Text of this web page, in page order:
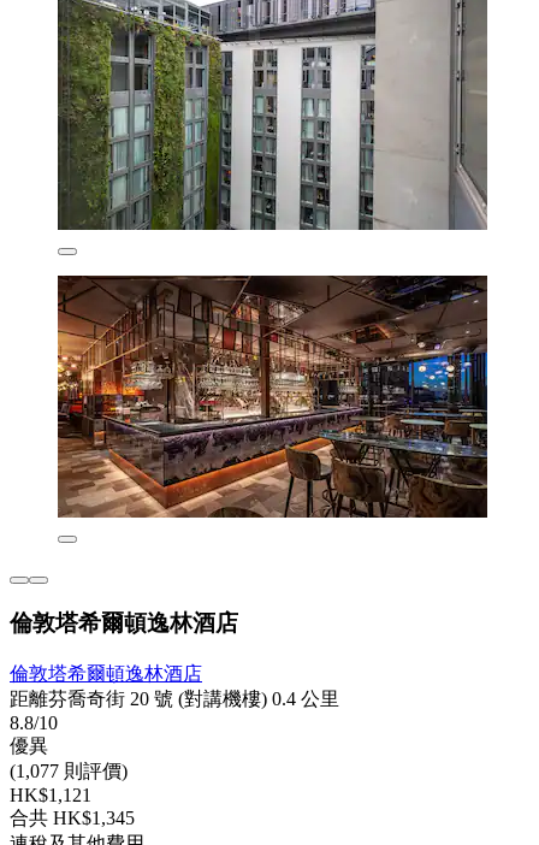
倫敦塔希爾頓逸林酒店
倫敦塔希爾頓逸林酒店
距離芬喬奇街 20 號 (對講機樓) 0.4 公里
8.8/10
優異
(1,077 則評價)
HK$1,121
合共 HK$1,345